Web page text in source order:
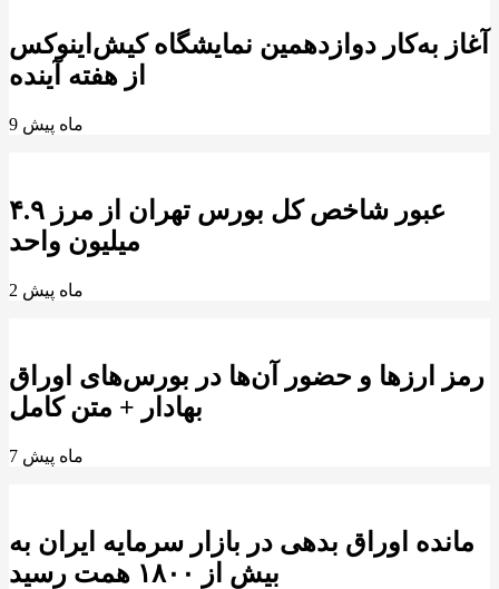
آغاز به‌کار دوازدهمین نمایشگاه کیش‌اینوکس
از هفته آینده
9 ماه پیش
عبور شاخص کل بورس تهران از مرز ۴.۹
میلیون واحد
2 ماه پیش
رمز ارزها و حضور آن‌ها در بورس‌های اوراق
بهادار + متن کامل
7 ماه پیش
مانده اوراق بدهی در بازار سرمایه ایران به
بیش از ۱۸۰۰ همت رسید